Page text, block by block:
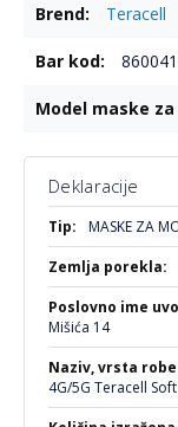
informacija Teracell
Deklaracije
Više
informacija
MASKE ZA
Mišića 14
4G/5G Teracell